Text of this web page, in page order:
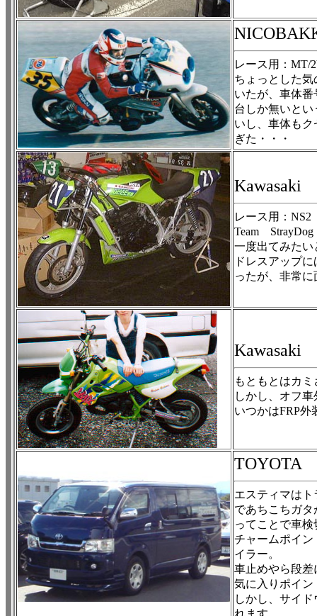
レース用：MT/
ちょっとした
いたが、車体
台しか無いと
いし、車体も
ぎた・・・
Kawasaki
レース用：NS2
Team
一度出てみた
ドレスアップ
ったが、非常
もともとはカ
しかし、オフ
いつかはFRP外
TOYOTA
エスティマは
であちこちガタ
ってことで車
チャームポイ
イラー。
車止めやら段
気に入りポイン
しかし、サイ
れます。